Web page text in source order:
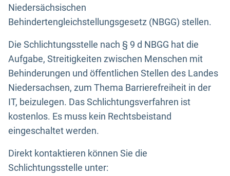
Niedersächsischen
Behindertengleichstellungsgesetz (NBGG) stellen.
Die Schlichtungsstelle nach § 9 d NBGG hat die
Aufgabe, Streitigkeiten zwischen Menschen mit
Behinderungen und öffentlichen Stellen des Landes
Niedersachsen, zum Thema Barrierefreiheit in der
IT, beizulegen. Das Schlichtungsverfahren ist
kostenlos. Es muss kein Rechtsbeistand
eingeschaltet werden.
Direkt kontaktieren können Sie die
Schlichtungsstelle unter: